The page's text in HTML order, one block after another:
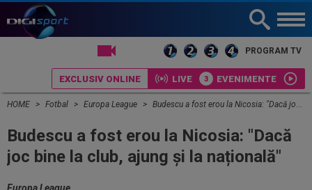
PROGRAM TV
EXCLUSIV ONLINE LIVE EVENIMENTE
HOME Fotbal Europa League Budescu a fost erou la Nicosia: "Dacă joc bine la club, ajung și la națională"
Budescu a fost erou la Nicosia: "Dacă
joc bine la club, ajung și la națională"